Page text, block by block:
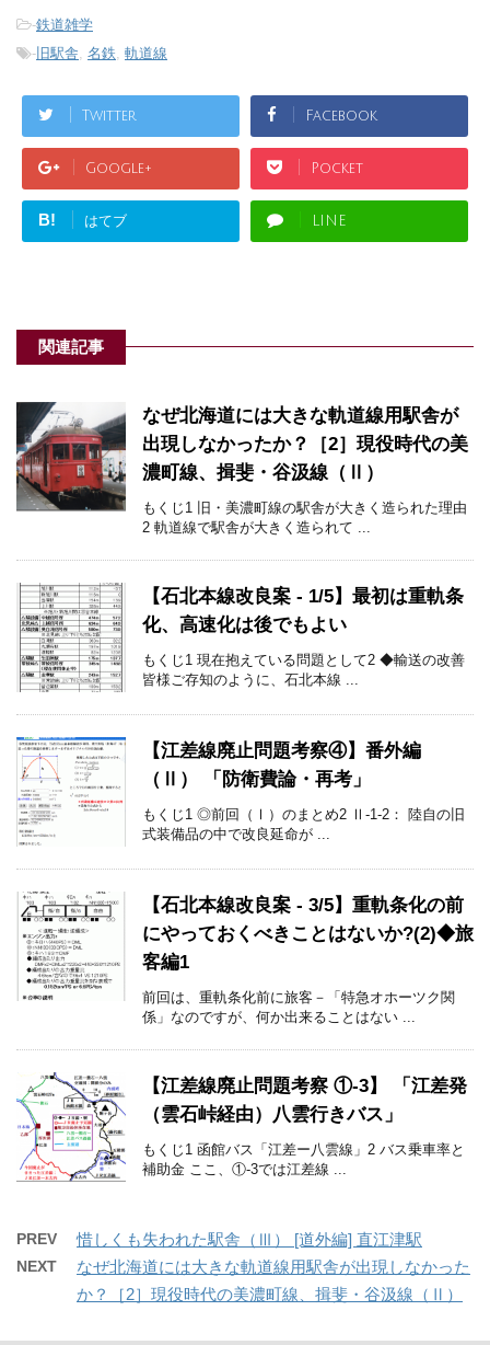
-鉄道雑学
- 旧駅舎, 名鉄, 軌道線
Twitter Facebook
Google+ Pocket
B! はてブ LINE
関連記事
なぜ北海道には大きな軌道線用駅舎が
出現しなかったか？［2］現役時代の美
濃町線、揖斐・谷汲線（Ⅱ）
もくじ1 旧・美濃町線の駅舎が大きく造られた理由
2 軌道線で駅舎が大きく造られて ...
【石北本線改良案 - 1/5】最初は重軌条
化、高速化は後でもよい
もくじ1 現在抱えている問題として2 ◆輸送の改善
皆様ご存知のように、石北本線 ...
【江差線廃止問題考察④】番外編
（Ⅱ） 「防衛費論・再考」
もくじ1 ◎前回（Ⅰ）のまとめ2 Ⅱ-1-2： 陸自の旧
式装備品の中で改良延命が ...
【石北本線改良案 - 3/5】重軌条化の前
にやっておくべきことはないか?(2)◆旅
客編1
前回は、重軌条化前に旅客－「特急オホーツク関
係」なのですが、何か出来ることはない ...
【江差線廃止問題考察 ①-3】 「江差発
（雲石峠経由）八雲行きバス」
もくじ1 函館バス「江差ー八雲線」2 バス乗車率と
補助金 ここ、①-3では江差線 ...
PREV 惜しくも失われた駅舎（Ⅲ） [道外編] 直江津駅
NEXT
なぜ北海道には大きな軌道線用駅舎が出現しなかった
か？［2］現役時代の美濃町線、揖斐・谷汲線（Ⅱ）